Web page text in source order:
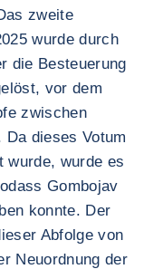
zweite
wurde durch
die Besteuerung
vor dem
zwischen
dieses Votum
wurde, wurde es
Gombojav
konnte. Der
Abfolge von
Neuordnung der